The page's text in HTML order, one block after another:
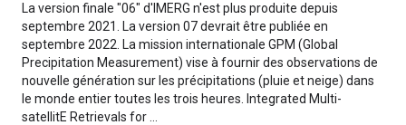
La version finale "06" d'IMERG n'est plus produite depuis
septembre 2021. La version 07 devrait être publiée en
septembre 2022. La mission internationale GPM (Global
Precipitation Measurement) vise à fournir des observations de
nouvelle génération sur les précipitations (pluie et neige) dans
le monde entier toutes les trois heures. Integrated Multi-
satellitE Retrievals for …